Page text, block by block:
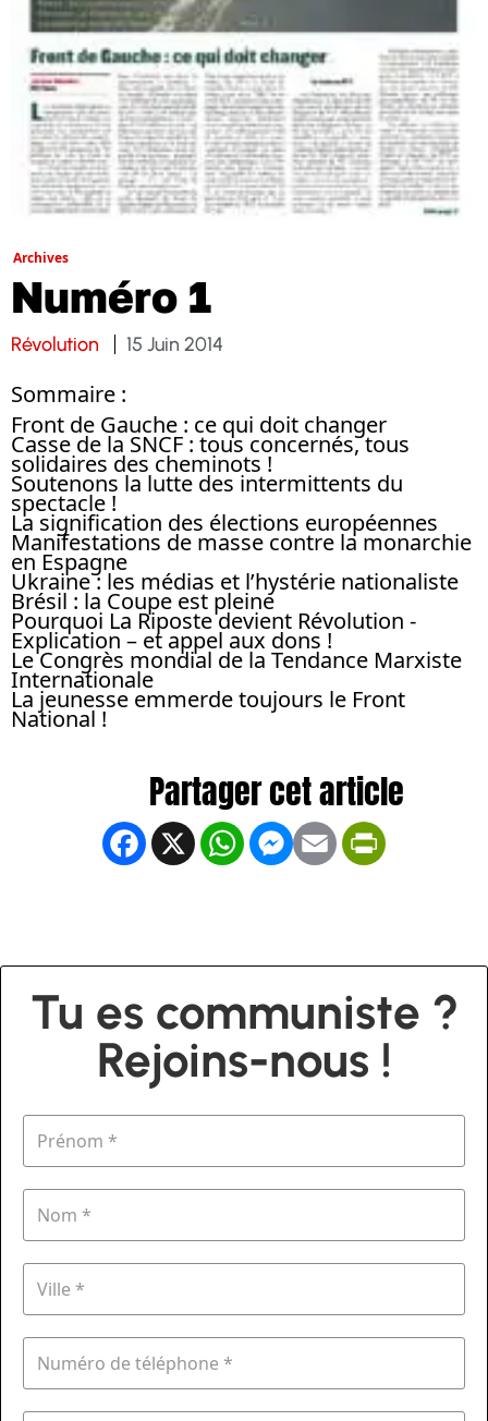
Archives
Numéro 1
Révolution 15 Juin 2014
Sommaire :
Front de Gauche : ce qui doit changer
Casse de la SNCF : tous concernés, tous
solidaires des cheminots !
Soutenons la lutte des intermittents du
spectacle !
La signification des élections européennes
Manifestations de masse contre la monarchie
en Espagne
Ukraine : les médias et l’hystérie nationaliste
Brésil : la Coupe est pleine
Pourquoi La Riposte devient Révolution -
Explication – et appel aux dons !
Le Congrès mondial de la Tendance Marxiste
Internationale
La jeunesse emmerde toujours le Front
National !
Facebook
X WhatsApp
Messenger
Email
Tu es communiste ?
Rejoins-nous !